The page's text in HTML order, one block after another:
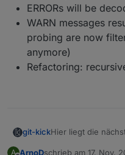
ERRORs will be
WARN messages
probing are now
anymore)
Refactoring:
git-kickHier liegt die
A ArnoDschrieb am 17. Nov.